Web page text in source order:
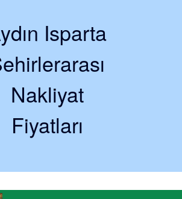
Isparta
Nakliyat
Fiyatları